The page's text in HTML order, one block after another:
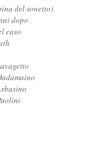
del sonetto)
dopo
caso